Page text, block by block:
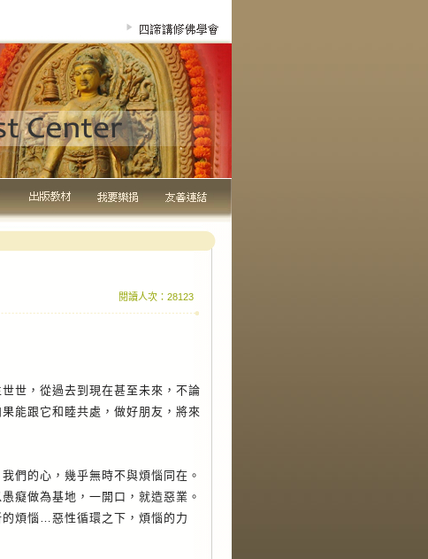
閱讀人次：28123
世，從過去到現在甚至未來，不論
能跟它和睦共處，做好朋友，將來
們的心，幾乎無時不與煩惱同在。
癡做為基地，一開口，就造惡業。
煩惱…惡性循環之下，煩惱的力